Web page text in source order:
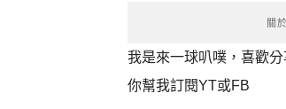
關
我是來一球叭噗，喜歡
你幫我訂閱YT或FB